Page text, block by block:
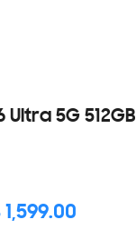
Ultra 5G 512GB
1,599.00